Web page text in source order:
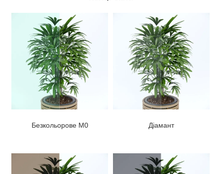
Безкольорове М0 Діамант